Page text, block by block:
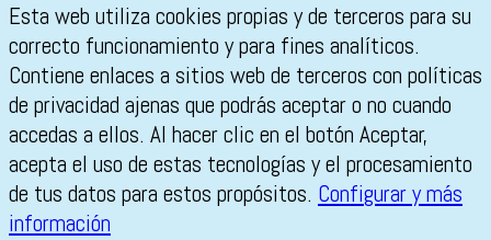
Esta web utiliza cookies propias y de terceros para su
correcto funcionamiento y para fines analíticos.
Contiene enlaces a sitios web de terceros con políticas
de privacidad ajenas que podrás aceptar o no cuando
accedas a ellos. Al hacer clic en el botón Aceptar,
acepta el uso de estas tecnologías y el procesamiento
de tus datos para estos propósitos. Configurar y más
información